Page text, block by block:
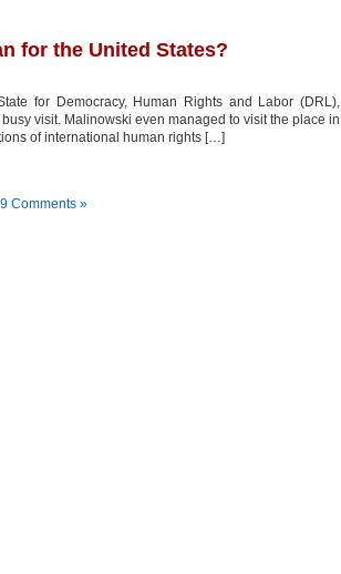
for the United States?
for Democracy, Human Rights and Labor (DRL),
visit. Malinowski even managed to visit the place in
of international human rights […]
9 Comments »